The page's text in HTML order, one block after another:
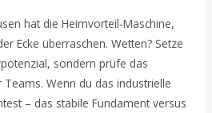
hat die Heimvorteil‑Maschine,
Ecke überraschen. Wetten? Setze
sondern prüfe das
Teams. Wenn du das industrielle
– das stabile Fundament versus